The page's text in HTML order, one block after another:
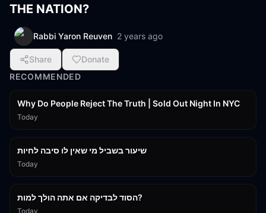
THE NATION?
Rabbi Yaron Reuven 2 years ago
Share
Donate
RECOMMENDED
Why Do People Reject The Truth | Sold Out Night In NYC
Today
שיעור בשביל מי שאין לו סיבה לחיות
Today
הסוד לבדיקה אם אתה הולך למות?
Today